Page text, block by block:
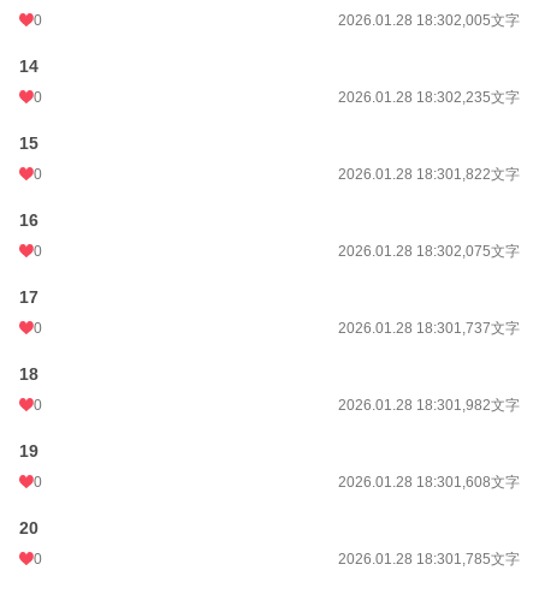
0 2026.01.28 18:302,005文字
14
0 2026.01.28 18:302,235文字
15
0 2026.01.28 18:301,822文字
16
0 2026.01.28 18:302,075文字
17
0 2026.01.28 18:301,737文字
18
0 2026.01.28 18:301,982文字
19
0 2026.01.28 18:301,608文字
20
0 2026.01.28 18:301,785文字